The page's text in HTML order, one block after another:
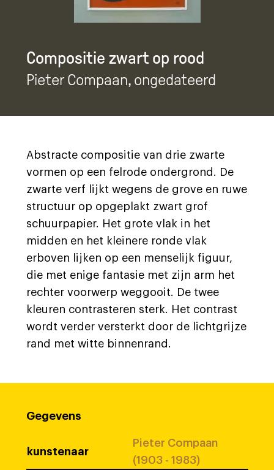
Compositie zwart op rood
Pieter Compaan, ongedateerd
Abstracte compositie van drie zwarte
vormen op een felrode ondergrond. De
zwarte verf lijkt wegens de grove en ruwe
structuur op opgeplakt zwart grof
schuurpapier. Het grote vlak in het
midden en het kleinere ronde vlak
erboven lijken op een menselijk figuur,
die met enige fantasie met zijn arm het
rechter voorwerp weggooit. De twee
kleuren contrasteren sterk. Het contrast
wordt verder versterkt door de lichtgrijze
rand met witte binnenrand.
Gegevens
kunstenaar
Pieter Compaan
(1903 - 1983)